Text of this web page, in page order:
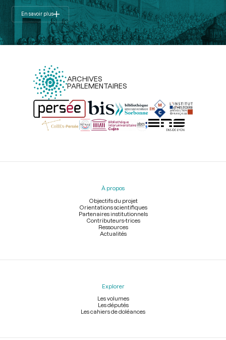
En savoir plus
ARCHIVES
PARLEMENTAIRES
Menu
À propos
Objectifs du projet
Orientations scientifiques
Partenaires institutionnels
Contributeurs-trices
Ressources
Actualités
Explorer
Les volumes
Les députés
Les cahiers de doléances